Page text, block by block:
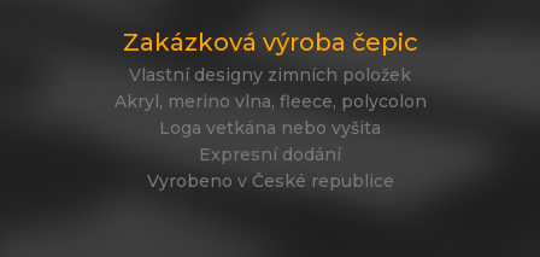
Zakázková výroba čepic
Vlastní designy zimních položek
Akryl, merino vlna, fleece, polycolon
Loga vetkána nebo vyšita
Expresní dodání
Vyrobeno v České republice